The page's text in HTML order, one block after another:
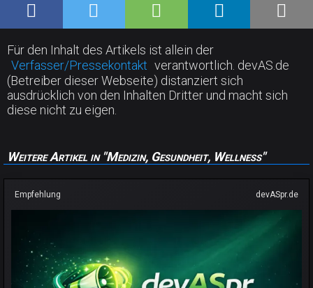
Für den Inhalt des Artikels ist allein der
Verfasser/Pressekontakt verantwortlich. devAS.de
(Betreiber dieser Webseite) distanziert sich
ausdrücklich von den Inhalten Dritter und macht sich
diese nicht zu eigen.
Weitere Artikel in "Medizin, Gesundheit, Wellness"
Empfehlung devASpr.de